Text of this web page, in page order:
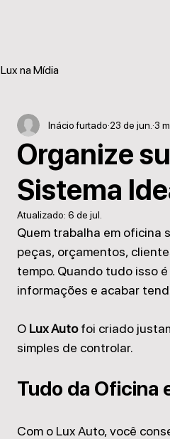
Lux na Mídia
Organize
Sistema
Inácio furtado 23 de jun. 3
Atualizado: 6 de jul.
Quem trabalha em oficina
peças, orçamentos,
tempo. Quando tudo isso
informações e acabar
O Lux Auto foi criado
simples de controlar.
Tudo da Oficina
Com o Lux Auto, você